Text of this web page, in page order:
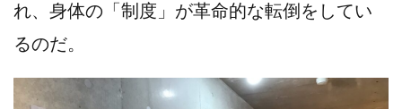
れ、身体の「制度」が革命的な転倒をしてい
るのだ。